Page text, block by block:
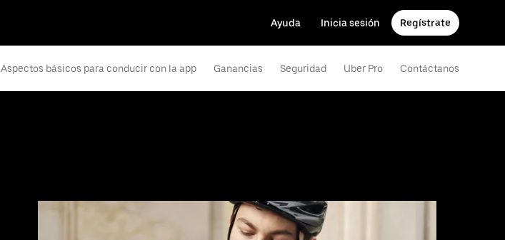
Ayuda Inicia sesión Regístrate
Aspectos básicos para conducir con la app Ganancias Seguridad Uber Pro Contáctanos